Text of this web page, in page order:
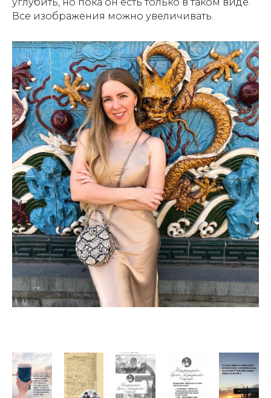
Все изображения можно увеличивать.